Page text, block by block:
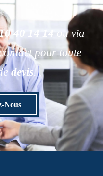
40 14 14
ou via
pour toute
devis.
Nous